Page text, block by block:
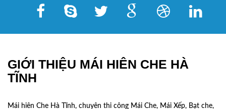
GIỚI THIỆU MÁI HIÊN CHE HÀ
TĨNH
Mái hiên Che Hà Tĩnh, chuyên thi công Mái Che, Mái Xếp, Bạt che,